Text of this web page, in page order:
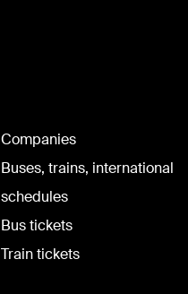
Companies
Buses, trains, international
schedules
Bus tickets
Train tickets